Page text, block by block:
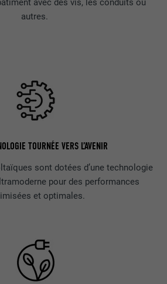
avec des vis, les conduits ou
autres.
TOURNÉE VERS L’AVENIR
sont dotées d’une technologie
pour des performances
et optimales.